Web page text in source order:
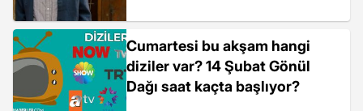
Cumartesi bu akşam hangi
diziler var? 14 Şubat Gönül
Dağı saat kaçta başlıyor?